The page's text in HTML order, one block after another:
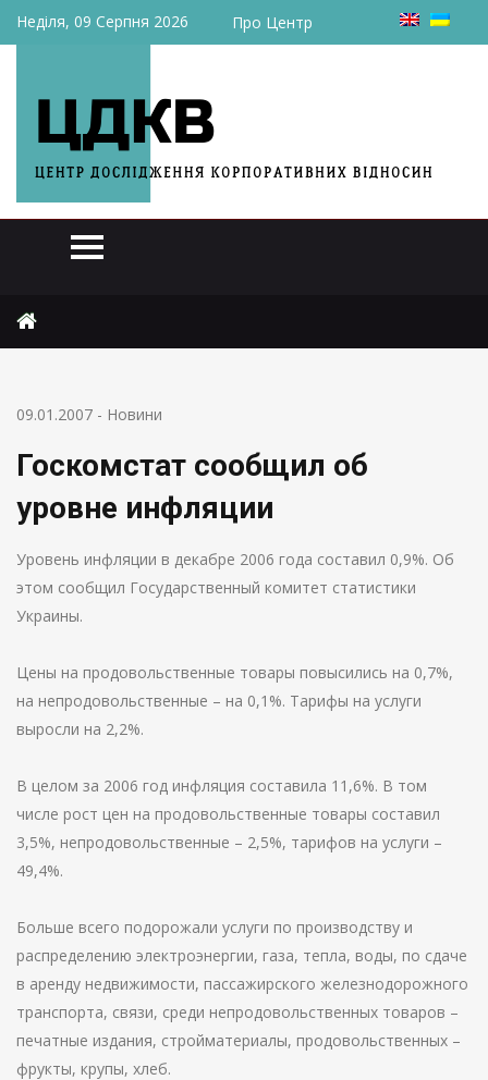
Неділя, 09 Серпня 2026 Про Центр
Госкомстат сообщил об уровне инфляции
09.01.2007 - Новини
Госкомстат сообщил об
уровне инфляции
Уровень инфляции в декабре 2006 года составил 0,9%. Об
этом сообщил Государственный комитет статистики
Украины.
Цены на продовольственные товары повысились на 0,7%,
на непродовольственные – на 0,1%. Тарифы на услуги
выросли на 2,2%.
В целом за 2006 год инфляция составила 11,6%. В том
числе рост цен на продовольственные товары составил
3,5%, непродовольственные – 2,5%, тарифов на услуги –
49,4%.
Больше всего подорожали услуги по производству и
распределению электроэнергии, газа, тепла, воды, по сдаче
в аренду недвижимости, пассажирского железнодорожного
транспорта, связи, среди непродовольственных товаров –
печатные издания, стройматериалы, продовольственных –
фрукты, крупы, хлеб.